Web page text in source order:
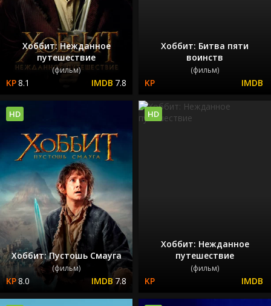
Хоббит: Нежданное
путешествие
(фильм)
8.1 7.8
Хоббит: Битва пяти
воинств
(фильм)
Хоббит: Пустошь Смауга
(фильм)
8.0 7.8
HD
Хоббит: Нежданное
путешествие
(фильм)
HD